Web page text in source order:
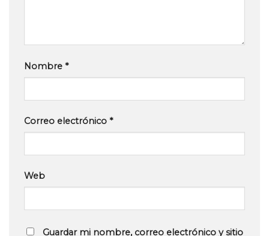
Nombre *
Correo electrónico *
Web
Guardar mi nombre, correo electrónico y sitio